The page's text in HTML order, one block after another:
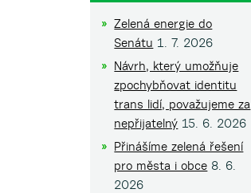
Zelená energie do
Senátu 1. 7. 2026
Návrh, který umožňuje
zpochybňovat identitu
trans lidí, považujeme za
nepřijatelný 15. 6. 2026
Přinášíme zelená řešení
pro města i obce 8. 6.
2026